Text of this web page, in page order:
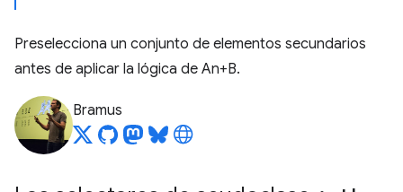
Preselecciona un conjunto de elementos secundarios
antes de aplicar la lógica de An+B.
Bramus